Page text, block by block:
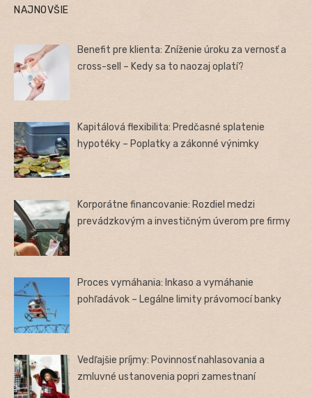
NAJNOVŠIE
Benefit pre klienta: Zníženie úroku za vernosť a
cross-sell – Kedy sa to naozaj oplatí?
Kapitálová flexibilita: Predčasné splatenie
hypotéky – Poplatky a zákonné výnimky
Korporátne financovanie: Rozdiel medzi
prevádzkovým a investičným úverom pre firmy
Proces vymáhania: Inkaso a vymáhanie
pohľadávok – Legálne limity právomocí banky
Vedľajšie príjmy: Povinnosť nahlasovania a
zmluvné ustanovenia popri zamestnaní